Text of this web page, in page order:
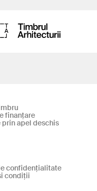
finanțare
prin apel deschis
confidențialitate
condiții